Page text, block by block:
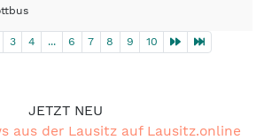
3 4 ... 6 7 8 9 10
JETZT NEU
aus der Lausitz auf Lausitz.online